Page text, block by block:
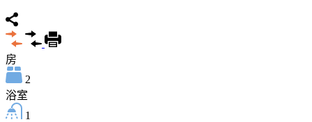
房
2
浴室
1